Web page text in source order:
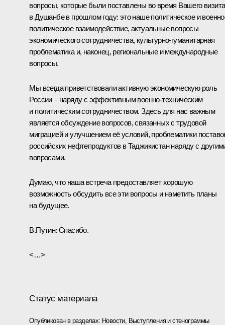
вопросы, которые были поставлены во время Вашего визита
в Душанбе в прошлом году: это наше политическое и
политическое взаимодействие, актуальные вопросы
экономического сотрудничества, культурно-гуманитарная
проблематика и, наконец, региональные и международные
вопросы.
Мы всегда приветствовали активную экономическую роль
России – наряду с эффективным военно-техническим
и политическим сотрудничеством. Здесь для нас важным
является обсуждение вопросов, связанных с трудовой
миграцией и улучшением её условий, проблематики
российских нефтепродуктов в Таджикистан наряду с
вопросами.
Думаю, что наша встреча предоставляет хорошую
возможность обсудить все эти вопросы и наметить планы
на будущее.
В.Путин: Спасибо.
<…>
Статус материала
Опубликован в разделах: Новости, Выступления и стенограммы